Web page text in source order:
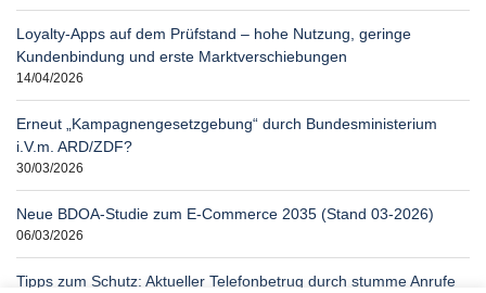
Loyalty-Apps auf dem Prüfstand – hohe Nutzung, geringe
Kundenbindung und erste Marktverschiebungen
14/04/2026
Erneut „Kampagnengesetzgebung“ durch Bundesministerium
i.V.m. ARD/ZDF?
30/03/2026
Neue BDOA-Studie zum E-Commerce 2035 (Stand 03-2026)
06/03/2026
Tipps zum Schutz: Aktueller Telefonbetrug durch stumme Anrufe